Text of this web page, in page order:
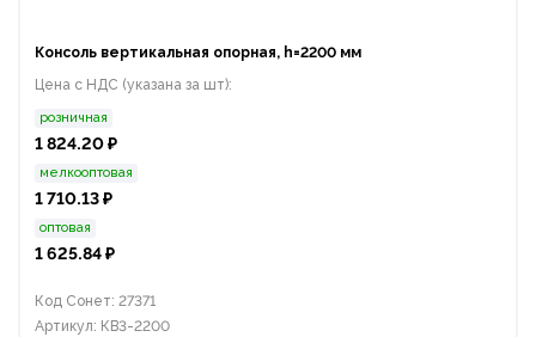
Консоль вертикальная опорная, h=2200 мм
Цена с НДС (указана за шт):
розничная
1 824.20 ₽
мелкооптовая
1 710.13 ₽
оптовая
1 625.84 ₽
Код Сонет: 27371
Артикул: КВ3-2200